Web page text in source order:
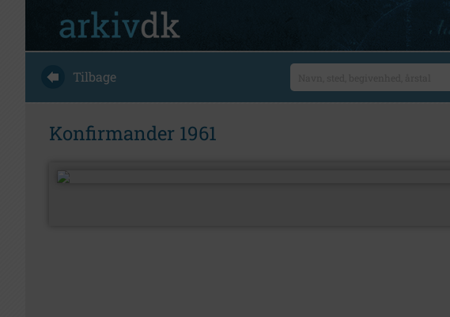
Tilbage
Konfirmander 1961